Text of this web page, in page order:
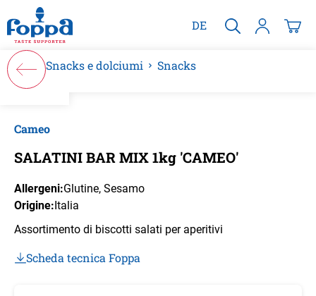
principale
DE
Snacks e dolciumi Snacks
Cameo
SALATINI BAR MIX 1kg 'CAMEO'
Allergeni:Glutine, Sesamo
Origine:Italia
Assortimento di biscotti salati per aperitivi
Scheda tecnica Foppa